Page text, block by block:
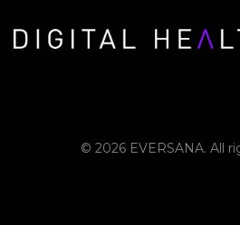
© 2026 EVERSANA. All